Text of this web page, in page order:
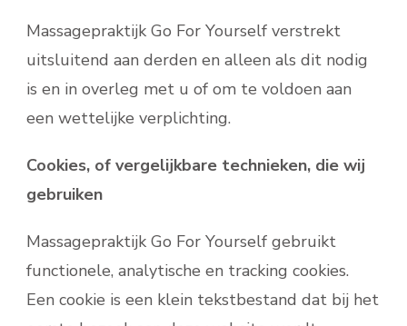
Massagepraktijk Go For Yourself verstrekt
uitsluitend aan derden en alleen als dit nodig
is en in overleg met u of om te voldoen aan
een wettelijke verplichting.
Cookies, of vergelijkbare technieken, die wij
gebruiken
Massagepraktijk Go For Yourself gebruikt
functionele, analytische en tracking cookies.
Een cookie is een klein tekstbestand dat bij het